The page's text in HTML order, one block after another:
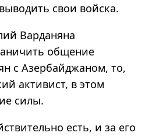
свои войска.
Варданяна
общение
с Азербайджаном, то,
активист, в этом
силы.
есть, и за его